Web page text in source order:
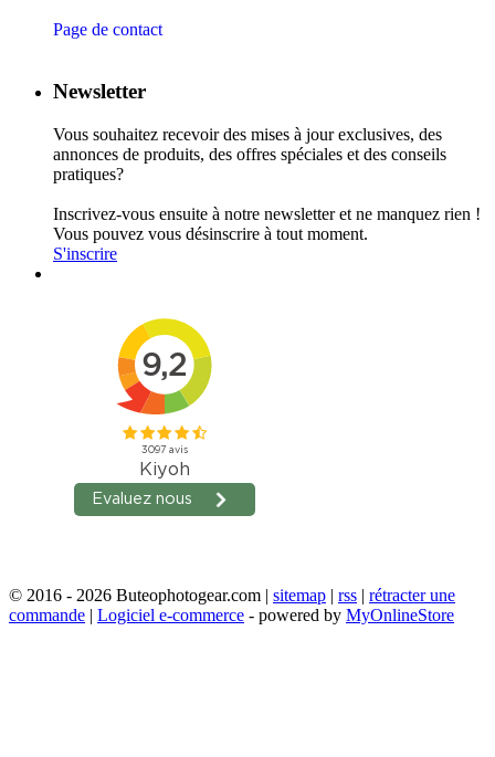
Page de contact
Newsletter
Vous souhaitez recevoir des mises à jour exclusives, des
annonces de produits, des offres spéciales et des conseils
pratiques?
Inscrivez-vous ensuite à notre newsletter et ne manquez rien !
Vous pouvez vous désinscrire à tout moment.
S'inscrire
© 2016 - 2026 Buteophotogear.com | sitemap | rss | rétracter une
commande | Logiciel e-commerce - powered by MyOnlineStore